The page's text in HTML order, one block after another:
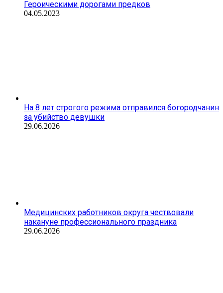
Героическими дорогами предков
04.05.2023
На 8 лет строгого режима отправился богородчанин
за убийство девушки
29.06.2026
Медицинских работников округа чествовали
накануне профессионального праздника
29.06.2026